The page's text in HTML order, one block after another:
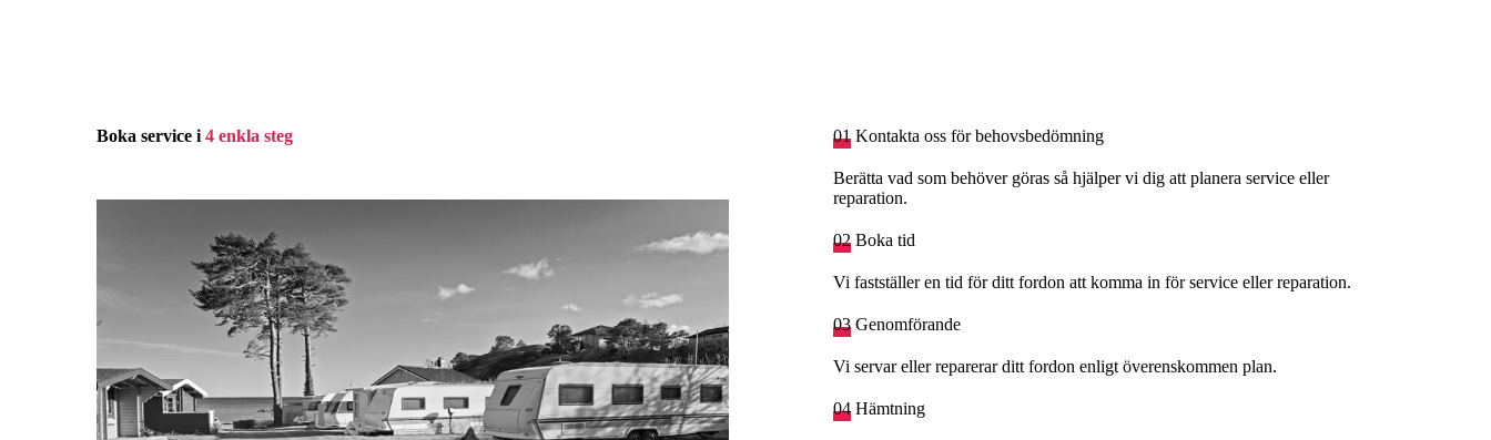
Boka service i 4 enkla steg 01 Kontakta oss för behovsbedömning
Berätta vad som behöver göras så hjälper vi dig att planera service eller
reparation.
02 Boka tid
Vi fastställer en tid för ditt fordon att komma in för service eller reparation.
03 Genomförande
Vi servar eller reparerar ditt fordon enligt överenskommen plan.
04 Hämtning